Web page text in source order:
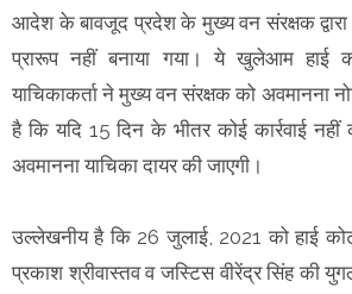
आदेश के बावजूद प्रदेश के मुख्य वन संरक्षक
प्रारूप नहीं बनाया गया। ये खुलेआम हाई
याचिकाकर्ता ने मुख्य वन संरक्षक को अवमानना
है कि यदि 15 दिन के भीतर कोई कार्रवाई नहीं
अवमानना याचिका दायर की जाएगी।
उल्लेखनीय है कि 26 जुलाई, 2021 को हाई
प्रकाश श्रीवास्तव व जस्टिस वीरेंद्र सिंह की